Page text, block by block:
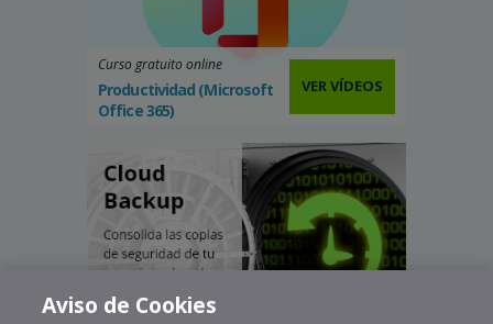
Curso gratuito online
Productividad (Microsoft
Office 365)
VER VÍDEOS
Aviso de Cookies